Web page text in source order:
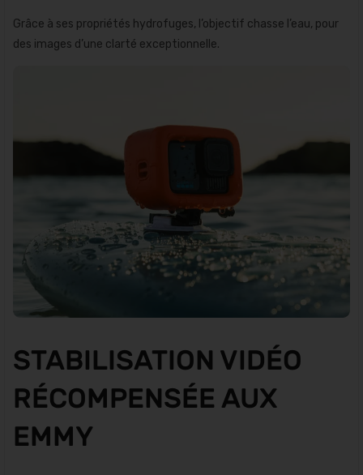
Grâce à ses propriétés hydrofuges, l’objectif chasse l’eau, pour
des images d’une clarté exceptionnelle.
STABILISATION VIDÉO
RÉCOMPENSÉE AUX
EMMY